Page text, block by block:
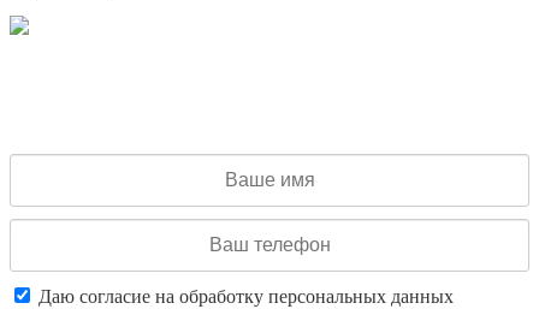
Даю согласие на обработку персональных данных